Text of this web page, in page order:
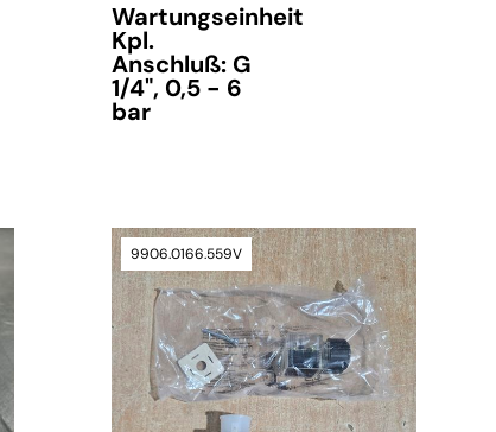
verfügbar
Wartungseinheit
Kpl.
Anschluß: G
1/4", 0,5 - 6
bar
9906.0166.559V